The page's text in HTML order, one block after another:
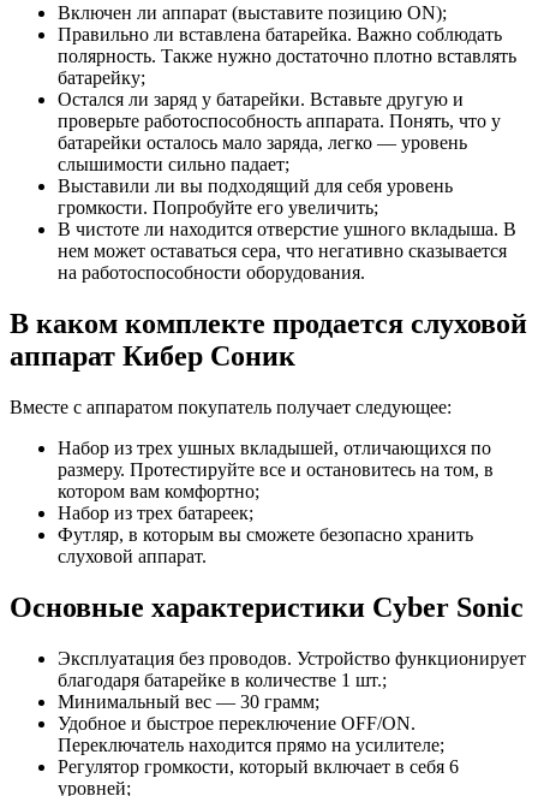
Включен ли аппарат (выставите позицию ON);
Правильно ли вставлена батарейка. Важно соблюдать
полярность. Также нужно достаточно плотно вставлять
батарейку;
Остался ли заряд у батарейки. Вставьте другую и
проверьте работоспособность аппарата. Понять, что у
батарейки осталось мало заряда, легко — уровень
слышимости сильно падает;
Выставили ли вы подходящий для себя уровень
громкости. Попробуйте его увеличить;
В чистоте ли находится отверстие ушного вкладыша. В
нем может оставаться сера, что негативно сказывается
на работоспособности оборудования.
В каком комплекте продается слуховой
аппарат Кибер Соник
Вместе с аппаратом покупатель получает следующее:
Набор из трех ушных вкладышей, отличающихся по
размеру. Протестируйте все и остановитесь на том, в
котором вам комфортно;
Набор из трех батареек;
Футляр, в которым вы сможете безопасно хранить
слуховой аппарат.
Основные характеристики Cyber Sonic
Эксплуатация без проводов. Устройство функционирует
благодаря батарейке в количестве 1 шт.;
Минимальный вес — 30 грамм;
Удобное и быстрое переключение OFF/ON.
Переключатель находится прямо на усилителе;
Регулятор громкости, который включает в себя 6
уровней;